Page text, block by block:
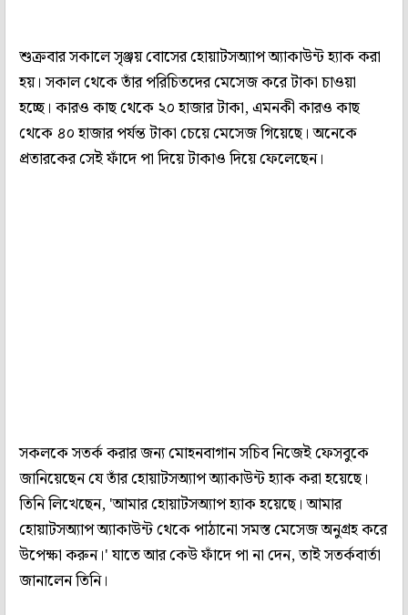
শুক্রবার সকালে সৃঞ্জয় বোসের হোয়াটসঅ্যাপ অ্যাকাউন্ট হ্যাক করা
হয়। সকাল থেকে তাঁর পরিচিতদের মেসেজ করে টাকা চাওয়া
হচ্ছে। কারও কাছ থেকে ২০ হাজার টাকা, এমনকী কারও কাছ
থেকে ৪০ হাজার পর্যন্ত টাকা চেয়ে মেসেজ গিয়েছে। অনেকে
প্রতারকের সেই ফাঁদে পা দিয়ে টাকাও দিয়ে ফেলেছেন।
সকলকে সতর্ক করার জন্য মোহনবাগান সচিব নিজেই ফেসবুকে
জানিয়েছেন যে তাঁর হোয়াটসঅ্যাপ অ্যাকাউন্ট হ্যাক করা হয়েছে।
তিনি লিখেছেন, 'আমার হোয়াটসঅ্যাপ হ্যাক হয়েছে। আমার
হোয়াটসঅ্যাপ অ্যাকাউন্ট থেকে পাঠানো সমস্ত মেসেজ অনুগ্রহ করে
উপেক্ষা করুন।' যাতে আর কেউ ফাঁদে পা না দেন, তাই সতর্কবার্তা
জানালেন তিনি।